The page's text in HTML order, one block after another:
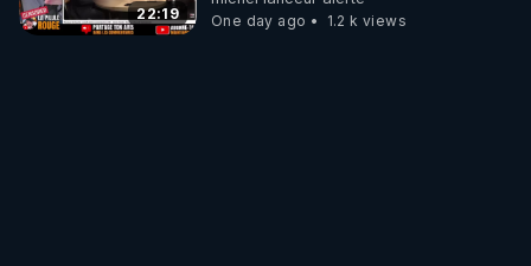
22:19
explosif)
One day ago
1.2 k views